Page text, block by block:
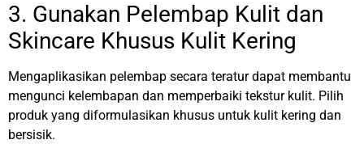
3. Gunakan Pelembap Kulit dan
Skincare Khusus Kulit Kering
Mengaplikasikan pelembap secara teratur dapat membantu
mengunci kelembapan dan memperbaiki tekstur kulit. Pilih
produk yang diformulasikan khusus untuk kulit kering dan
bersisik.